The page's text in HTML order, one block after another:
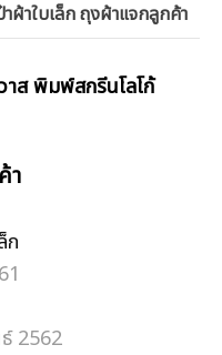
าผ้าใบเล็ก ถุงผ้าแจกลูกค้า
าส พิมพ์สกรีนโลโก้
า
ก
2562